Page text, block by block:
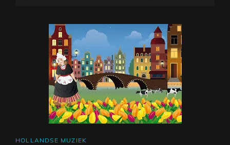
VOOR
NEDERLANDSTALIGE
MUZIEKLIEFHEBBERS!
CAT
HOLLANDSE MUZIEK